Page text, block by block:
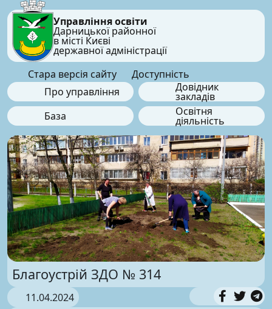
Управління освіти
Дарницької районної
в місті Києві
державної адміністрації
Стара версія сайту
Доступність
Про управління
Довідник
закладів
База
Освітня
діяльність
Благоустрій ЗДО № 314
11.04.2024